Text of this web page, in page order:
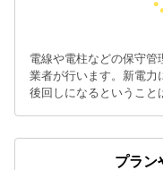
電線や電柱などの保守
業者が行います。新電力
後回しになるということ
プラン